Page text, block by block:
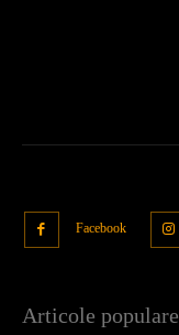
Facebook
Articole populare